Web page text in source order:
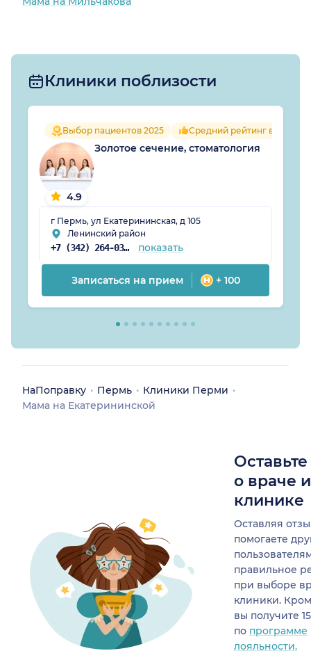
просто невозможно,
Не понимаю, зачем
делать не умеешь.
БЕГИТЕ ОТ ДАННОГО
"ДОКТОРА"!
Клиники поблизости
Выбор пациентов 2025 Средний рейтинг врачей
4.9
Золотое сечение, стоматология
г Пермь, ул Екатерининская, д 105
Ленинский район
+7 (342) 264-03-64 показать
Записаться на прием + 100
НаПоправку Пермь
Клиники Перми
Мама на Екатерининской
о враче
клинике
Оставляя
помогаете
правильное
при выборе
клиники.
вы получите
по программе
лояльности.